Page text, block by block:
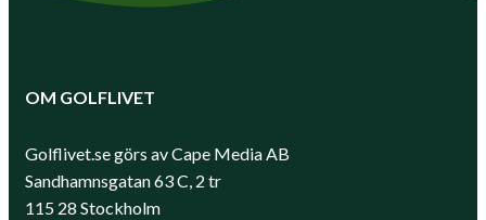
OM GOLFLIVET
Golflivet.se görs av Cape Media AB
Sandhamnsgatan 63 C, 2 tr
115 28 Stockholm